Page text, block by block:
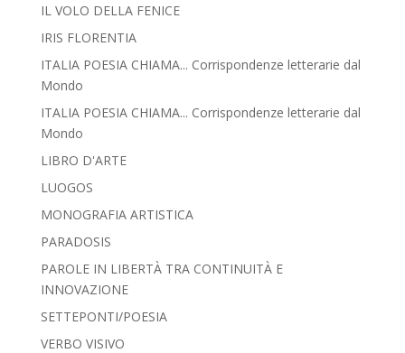
IL VOLO DELLA FENICE
IRIS FLORENTIA
ITALIA POESIA CHIAMA... Corrispondenze letterarie dal
Mondo
ITALIA POESIA CHIAMA... Corrispondenze letterarie dal
Mondo
LIBRO D'ARTE
LUOGOS
MONOGRAFIA ARTISTICA
PARADOSIS
PAROLE IN LIBERTÀ TRA CONTINUITÀ E
INNOVAZIONE
SETTEPONTI/POESIA
VERBO VISIVO